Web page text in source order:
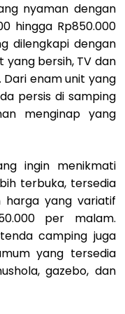
nyaman dengan
hingga Rp850.000
dilengkapi dengan
bersih, TV dan
enam unit yang
persis di samping
menginap yang
ingin menikmati
terbuka, tersedia
harga yang variatif
per malam.
camping juga
yang tersedia
gazebo, dan